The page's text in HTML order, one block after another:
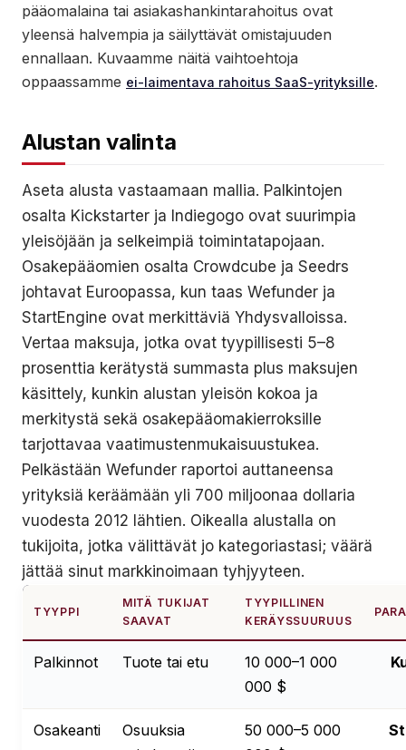
pääomalaina tai asiakashankintarahoitus ovat
yleensä halvempia ja säilyttävät omistajuuden
ennallaan. Kuvaamme näitä vaihtoehtoja
oppaassamme ei-laimentava rahoitus SaaS-yrityksille.
Alustan valinta
Aseta alusta vastaamaan mallia. Palkintojen
osalta Kickstarter ja Indiegogo ovat suurimpia
yleisöjään ja selkeimpiä toimintatapojaan.
Osakepääomien osalta Crowdcube ja Seedrs
johtavat Euroopassa, kun taas Wefunder ja
StartEngine ovat merkittäviä Yhdysvalloissa.
Vertaa maksuja, jotka ovat tyypillisesti 5–8
prosenttia kerätystä summasta plus maksujen
käsittely, kunkin alustan yleisön kokoa ja
merkitystä sekä osakepääomakierroksille
tarjottavaa vaatimustenmukaisuustukea.
Pelkästään Wefunder raportoi auttaneensa
yrityksiä keräämään yli 700 miljoonaa dollaria
vuodesta 2012 lähtien. Oikealla alustalla on
tukijoita, jotka välittävät jo kategoriastasi; väärä
jättää sinut markkinoimaan tyhjyyteen.
TYYPPI
MITÄ TUKIJAT
SAAVAT
TYYPILLINEN
KERÄYSSUURUUS
Palkinnot Tuote tai etu
10 000–1 000
000 $
Osakeanti
Osuuksia
50 000–5 000